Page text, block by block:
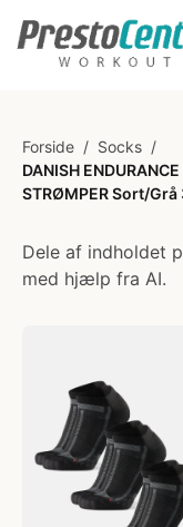
Forside / Socks /
DANISH
STRØMPER Sort/Grå
Dele af indholdet
med hjælp fra AI.